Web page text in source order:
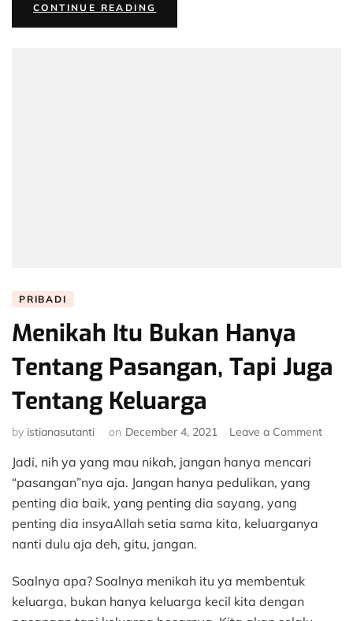
CONTINUE READING
SAMA
PRIBADI
Menikah Itu Bukan Hanya
Tentang Pasangan, Tapi Juga
Tentang Keluarga
by istianasutanti on December 4, 2021 Leave a Commenton
Jadi, nih ya yang mau nikah, jangan hanya mencari
“pasangan”nya aja. Jangan hanya pedulikan, yang
penting dia baik, yang penting dia sayang, yang
penting dia insyaAllah setia sama kita, keluarganya
nanti dulu aja deh, gitu, jangan.
Soalnya apa? Soalnya menikah itu ya membentuk
keluarga, bukan hanya keluarga kecil kita dengan